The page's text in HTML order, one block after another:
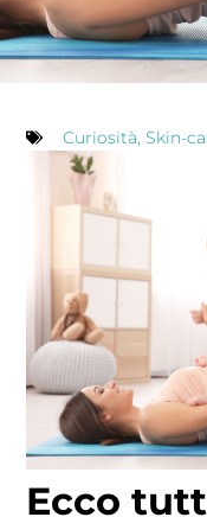
Curiosità,Skin-
Ecco